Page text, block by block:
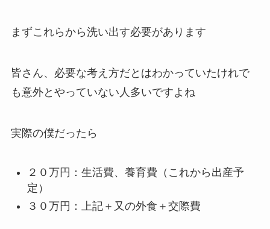
まずこれらから洗い出す必要があります
皆さん、必要な考え方だとはわかっていたけれで
も意外とやっていない人多いですよね
実際の僕だったら
２０万円：生活費、養育費（これから出産予
定）
３０万円：上記＋又の外食＋交際費